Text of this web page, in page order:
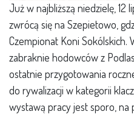
Już w najbliższą niedzielę, 12
zwrócą się na Szepietowo,
Czempionat Koni Sokólskich.
zabraknie hodowców z
ostatnie przygotowania
do rywalizacji w kategorii
wystawą pracy jest sporo,